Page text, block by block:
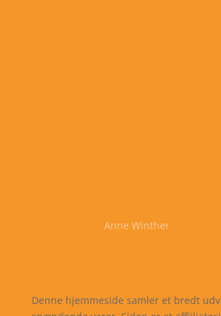
Anne Winther
Denne hjemmeside samler et bredt